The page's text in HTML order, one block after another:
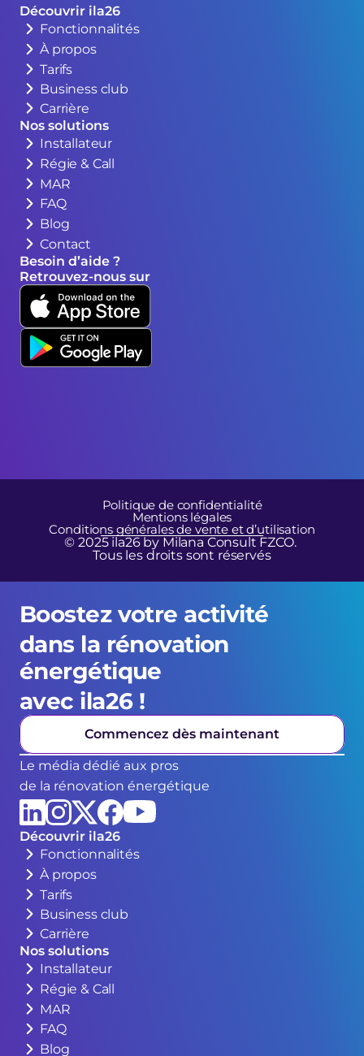
Découvrir ila26
Fonctionnalités
À propos
Tarifs
Business club
Carrière
Nos solutions
Installateur
Régie & Call
MAR
FAQ
Blog
Contact
Besoin d’aide ?
Retrouvez-nous sur
© 2025 ila26 by Milana Consult FZCO.
Tous les droits sont réservés
Politique de confidentialité
Mentions légales
Conditions générales de vente et d’utilisation
Boostez votre activité
dans la rénovation
énergétique
avec ila26 !
Commencez dès maintenant
Le média dédié aux pros
de la rénovation énergétique
Découvrir ila26
Fonctionnalités
À propos
Tarifs
Business club
Carrière
Nos solutions
Installateur
Régie & Call
MAR
FAQ
Blog